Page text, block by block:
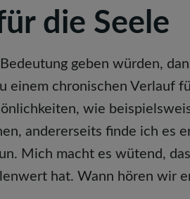
die Seele
geben würden,
einem chronischen Verlauf
wie
andererseits finde ich es
Mich macht es wütend,
hat. Wann hören wir